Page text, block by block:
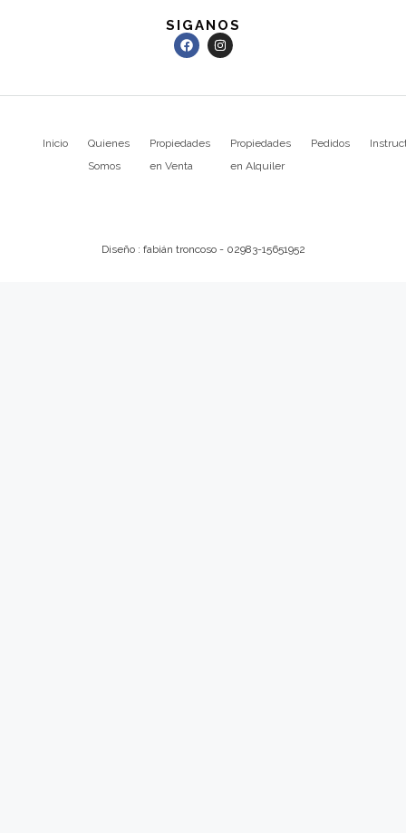
SIGANOS
Inicio
Quienes
Somos
Propiedades
en Venta
Propiedades
en Alquiler
Pedidos
Diseño : fabián troncoso - 02983-15651952